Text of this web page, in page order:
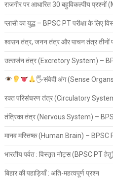
राजगीर पर आधारित 30 बहुविकल्पीय प्रश्नों
प्लासी का युद्ध – BPSC PT परीक्षा के लिए
श्वसन तंत्र, जनन तंत्र और पाचन तंत्र तीनों
उत्सर्जन तंत्र (Excretory System) –
🖐संवेदी अंग (Sense
रक्त परिसंचरण तंत्र (Circulatory
तंत्रिका तंत्र (Nervous System) –
मानव मस्तिष्क (Human Brain) – BPSC
भारतीय पर्वत : विस्तृत नोट्स (BPSC PT हेतु)
बिहार की पहाड़ियाँ : अति-महत्वपूर्ण प्रश्न